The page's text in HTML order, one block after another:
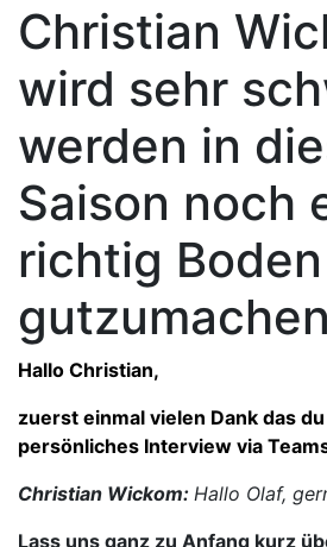
Christian
wird sehr
werden in
Saison noch
richtig Boden
Hallo Christian,
zuerst einmal vielen Dank das
persönliches Interview via
Christian Wickom: Hallo Olaf,
Lass uns ganz zu Anfang kurz